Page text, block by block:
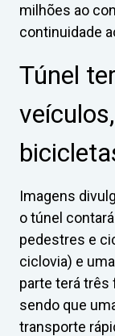
milhões ao
continuidade
Túnel
Imagens
o túnel
pedestres e
ciclovia) e
parte terá três
sendo que
transporte